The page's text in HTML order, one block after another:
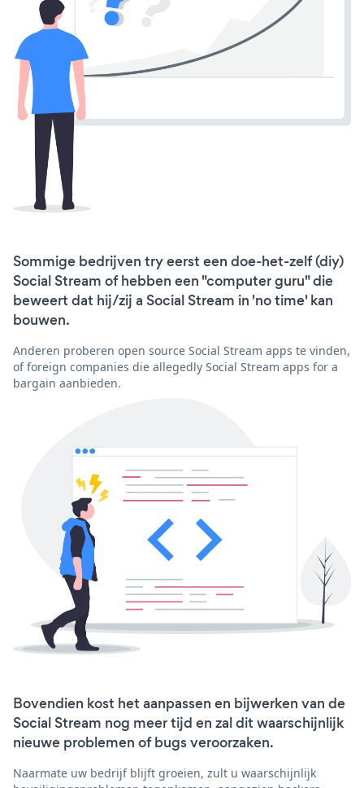
Sommige bedrijven try eerst een doe-het-zelf (diy)
Social Stream of hebben een "computer guru" die
beweert dat hij/zij a Social Stream in 'no time' kan
bouwen.
Anderen proberen open source Social Stream apps te vinden,
of foreign companies die allegedly Social Stream apps for a
bargain aanbieden.
Bovendien kost het aanpassen en bijwerken van de
Social Stream nog meer tijd en zal dit waarschijnlijk
nieuwe problemen of bugs veroorzaken.
Naarmate uw bedrijf blijft groeien, zult u waarschijnlijk